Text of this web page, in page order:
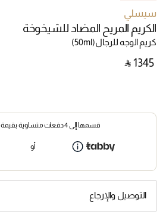
سيسلي
الكريم المريح المضاد للشيخوخة
كريم الوجه للرجال(50ml)
‎ ⃁ ⁦1345⁩ ‎
قسمها إلى 4 دفعات متساوية بقيمة
أو
التوصيل والإرجاع